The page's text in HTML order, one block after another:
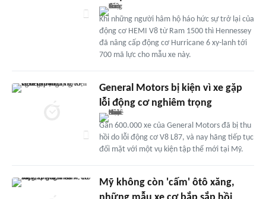
Khi những người hâm hộ háo hức sự trở lại của
động cơ HEMI V8 từ Ram 1500 thì Hennessey
đã nâng cấp động cơ Hurricane 6 xy-lanh tới
700 mã lực cho mẫu xe này.
General Motors bị kiện vì xe gặp
lỗi động cơ nghiêm trọng
Gần 600.000 xe của General Motors đã bị thu
hồi do lỗi động cơ V8 L87, và nay hãng tiếp tục
đối mặt với một vụ kiện tập thể mới tại Mỹ.
Mỹ không còn 'cấm' ôtô xăng,